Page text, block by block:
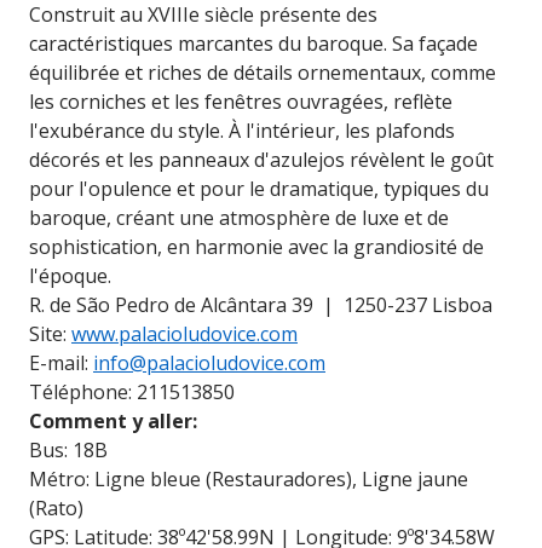
Construit au XVIIIe siècle présente des
caractéristiques marcantes du baroque. Sa façade
équilibrée et riches de détails ornementaux, comme
les corniches et les fenêtres ouvragées, reflète
l'exubérance du style. À l'intérieur, les plafonds
décorés et les panneaux d'azulejos révèlent le goût
pour l'opulence et pour le dramatique, typiques du
baroque, créant une atmosphère de luxe et de
sophistication, en harmonie avec la grandiosité de
l'époque.
R. de São Pedro de Alcântara 39 | 1250-237 Lisboa
Site: www.palacioludovice.com
E-mail: info@palacioludovice.com
Téléphone: 211513850
Comment y aller:
Bus: 18B
Métro: Ligne bleue (Restauradores), Ligne jaune
(Rato)
GPS: Latitude: 38º42'58.99N | Longitude: 9º8'34.58W